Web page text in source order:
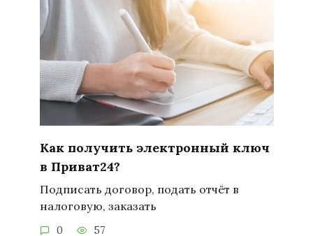
Как получить электронный ключ
в Приват24?
Подписать договор, подать отчёт в
налоговую, заказать
0 57